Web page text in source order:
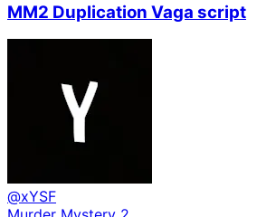
MM2 Duplication Vaga script
@xYSF